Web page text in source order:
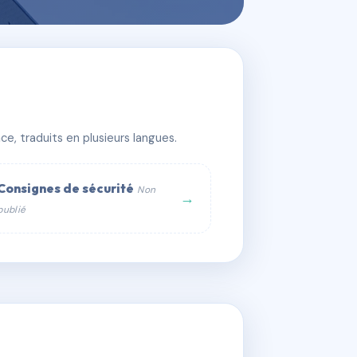
traduits en plusieurs langues.
de sécurité Non
→